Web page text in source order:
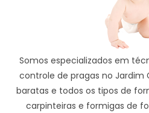
Somos especializados em
controle de pragas no Jardim
baratas e todos os tipos de
carpinteiras e formigas de